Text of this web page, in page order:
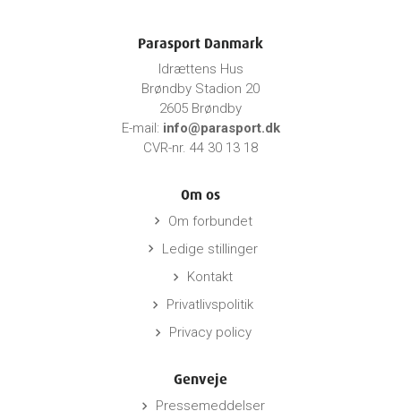
Parasport Danmark
Idrættens Hus
Brøndby Stadion 20
2605 Brøndby
E-mail: info@parasport.dk
CVR-nr. 44 30 13 18
Om os
keyboard_arrow_right Om forbundet
keyboard_arrow_right Ledige stillinger
keyboard_arrow_right Kontakt
keyboard_arrow_right Privatlivspolitik
keyboard_arrow_right Privacy policy
Genveje
keyboard_arrow_right Pressemeddelser